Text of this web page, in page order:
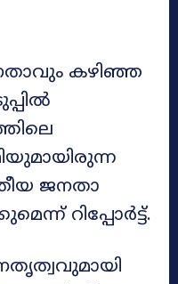
കഴിഞ്ഞ
ജനതാ
റിപ്പോർട്ട്.